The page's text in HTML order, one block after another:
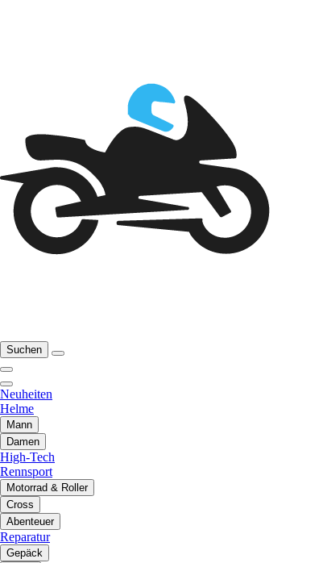
Suchen
Neuheiten
Helme
Mann
Damen
High-Tech
Rennsport
Motorrad & Roller
Cross
Abenteuer
Reparatur
Gepäck